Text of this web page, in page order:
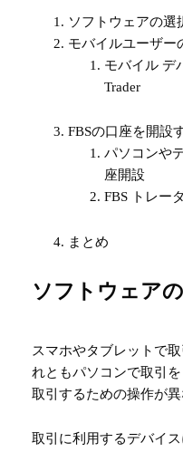
ソフトウェアの選
モバイルユーザー
モバイル デ
Trader
FBSの口座を開設
パソコンや
座開設
FBS トレー
まとめ
ソフトウェア
スマホやタブレットで
れともパソコンで取引
取引するための操作が異
取引に利用するデバイ